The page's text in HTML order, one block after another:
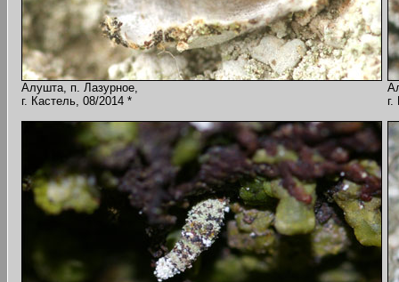
Алушта, п. Лазурное,
г. Кастель, 08/2014 *